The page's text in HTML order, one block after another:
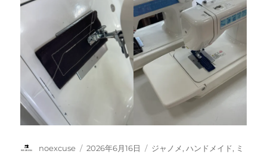
投
noexcuse
投
2026年6月16日
カ
ジャノメ,ハンドメイド, ミ